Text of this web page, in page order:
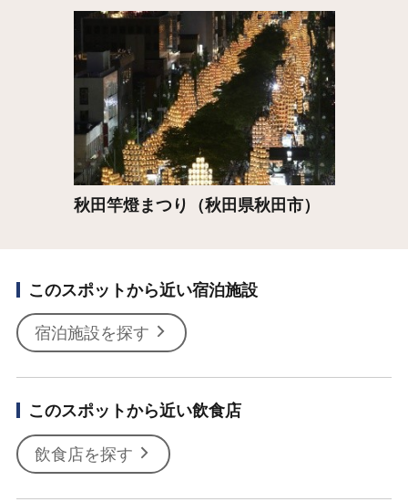
秋田竿燈まつり（秋田県秋田市）
詳細はこちら
このスポットから近い宿泊施設
宿泊施設を探す
このスポットから近い飲食店
飲食店を探す